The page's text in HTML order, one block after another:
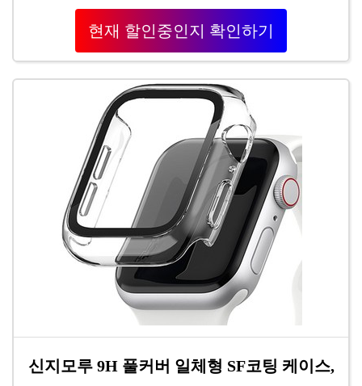
현재 할인중인지 확인하기
신지모루 9H 풀커버 일체형 SF코팅 케이스,